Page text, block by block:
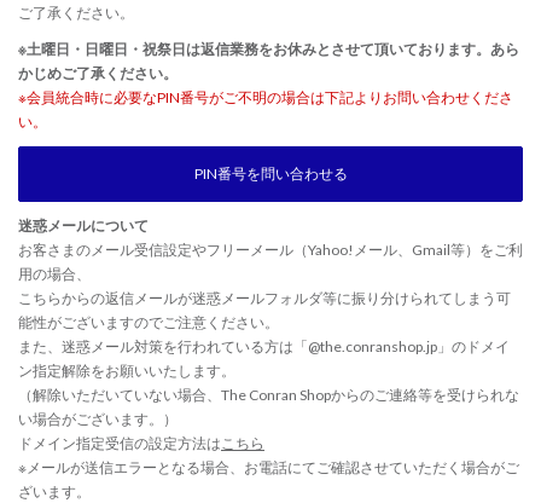
ご了承ください。
※土曜日・日曜日・祝祭日は返信業務をお休みとさせて頂いております。あら
かじめご了承ください。
※会員統合時に必要なPIN番号がご不明の場合は下記よりお問い合わせくださ
い。
PIN番号を問い合わせる
迷惑メールについて
お客さまのメール受信設定やフリーメール（Yahoo!メール、Gmail等）をご利
用の場合、
こちらからの返信メールが迷惑メールフォルダ等に振り分けられてしまう可
能性がございますのでご注意ください。
また、迷惑メール対策を行われている方は「@the.conranshop.jp」のドメイ
ン指定解除をお願いいたします。
（解除いただいていない場合、The Conran Shopからのご連絡等を受けられな
い場合がございます。）
ドメイン指定受信の設定方法はこちら
※メールが送信エラーとなる場合、お電話にてご確認させていただく場合がご
ざいます。